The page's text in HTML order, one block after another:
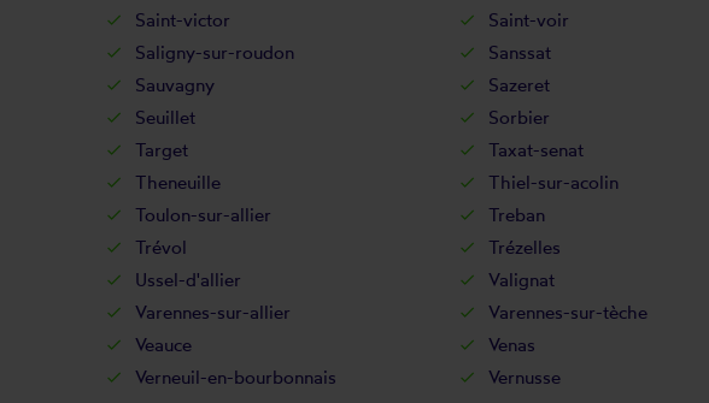
Saint-victor
Saint-voir
Saligny-sur-roudon
Sanssat
Sauvagny
Sazeret
Seuillet
Sorbier
Target
Taxat-senat
Theneuille
Thiel-sur-acolin
Toulon-sur-allier
Treban
Trévol
Trézelles
Ussel-d'allier
Valignat
Varennes-sur-allier
Varennes-sur-tèche
Veauce
Venas
Verneuil-en-bourbonnais
Vernusse